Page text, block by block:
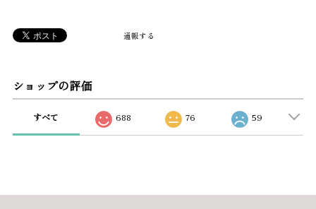
通報する
ショップの評価
すべて 688 76 59